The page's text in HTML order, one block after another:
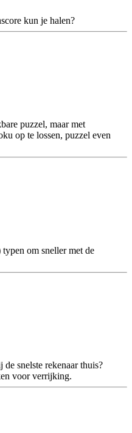
kun je halen?
puzzel, maar met
op te lossen, puzzel even
om sneller met de
snelste rekenaar thuis?
voor verrijking.